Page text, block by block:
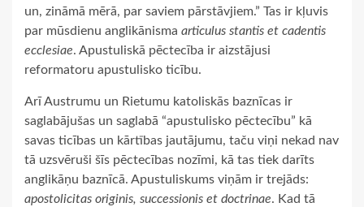
un, zināmā mērā, par saviem pārstāvjiem.” Tas ir kļuvis
par mūsdienu anglikānisma articulus stantis et cadentis
ecclesiae. Apustuliskā pēctecība ir aizstājusi
reformatoru apustulisko ticību.
Arī Austrumu un Rietumu katoliskās baznīcas ir
saglabājušas un saglabā “apustulisko pēctecību” kā
savas ticības un kārtības jautājumu, taču viņi nekad nav
tā uzsvēruši šīs pēctecības nozīmi, kā tas tiek darīts
anglikāņu baznīcā. Apustuliskums viņām ir trejāds:
apostolicitas originis, successionis et doctrinae. Kad tā